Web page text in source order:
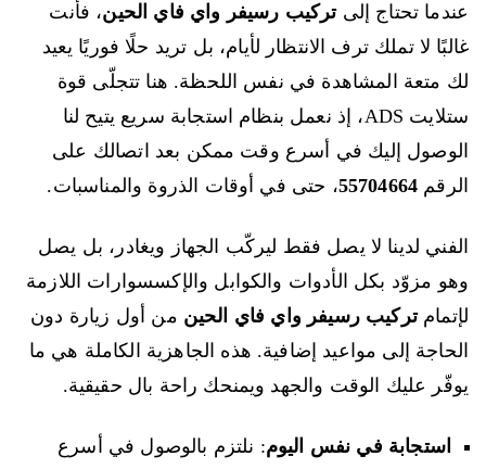
عندما تحتاج إلىتركيب رسيفر واي فاي الحين، فأنت
غالبًا لا تملك ترف الانتظار لأيام، بل تريد حلًا فوريًا يعيد
لك متعة المشاهدة في نفس اللحظة. هنا تتجلّى قوة
ستلايت ADS، إذ نعمل بنظام استجابة سريع يتيح لنا
الوصول إليك في أسرع وقت ممكن بعد اتصالك على
الرقم 55704664، حتى في أوقات الذروة والمناسبات.
الفني لدينا لا يصل فقط ليركّب الجهاز ويغادر، بل يصل
وهو مزوّد بكل الأدوات والكوابل والإكسسوارات اللازمة
لإتمامتركيب رسيفر واي فاي الحين من أول زيارة دون
الحاجة إلى مواعيد إضافية. هذه الجاهزية الكاملة هي ما
يوفّر عليك الوقت والجهد ويمنحك راحة بال حقيقية.
استجابة في نفس اليوم: نلتزم بالوصول في أسرع